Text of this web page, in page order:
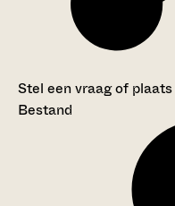
Stel een vraag of
Bestand